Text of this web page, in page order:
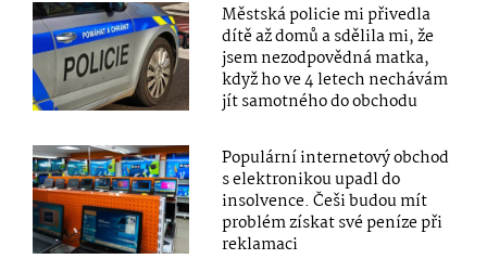
Městská policie mi přivedla
dítě až domů a sdělila mi, že
jsem nezodpovědná matka,
když ho ve 4 letech nechávám
jít samotného do obchodu
Populární internetový obchod
s elektronikou upadl do
insolvence. Češi budou mít
problém získat své peníze při
reklamaci